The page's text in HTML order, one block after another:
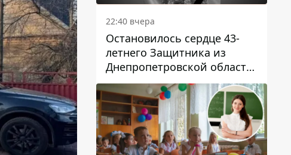
22:40 вчера
Остановилось сердце 43-
летнего Защитника из
Днепропетровской области
Евгения Зинченко